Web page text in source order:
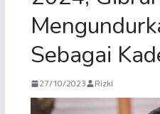
Sebagai
27/10/2023 Rizki